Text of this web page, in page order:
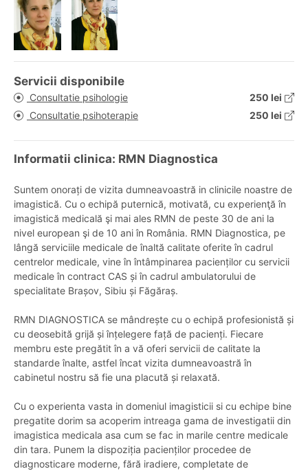
Servicii disponibile
Consultatie psihologie
250 lei
Consultatie psihoterapie
250 lei
Informatii clinica: RMN Diagnostica
Suntem onorați de vizita dumneavoastră in clinicile noastre de
imagistică. Cu o echipă puternică, motivată, cu experienţă în
imagistică medicală şi mai ales RMN de peste 30 de ani la
nivel european şi de 10 ani în România. RMN Diagnostica, pe
lângă serviciile medicale de înaltă calitate oferite în cadrul
centrelor medicale, vine în întâmpinarea pacienților cu servicii
medicale în contract CAS și în cadrul ambulatorului de
specialitate Brașov, Sibiu și Făgăraș.
RMN DIAGNOSTICA se mândrește cu o echipă profesionistă și
cu deosebită grijă și înțelegere față de pacienți. Fiecare
membru este pregătit în a vă oferi servicii de calitate la
standarde înalte, astfel încat vizita dumneavoastră în
cabinetul nostru să fie una placută și relaxată.
Cu o experienta vasta in domeniul imagisticii si cu echipe bine
pregatite dorim sa acoperim intreaga gama de investigatii din
imagistica medicala asa cum se fac in marile centre medicale
din tara. Punem la dispoziția pacienților procedee de
diagnosticare moderne, fără iradiere, completate de